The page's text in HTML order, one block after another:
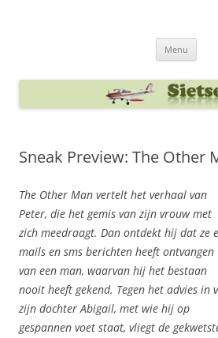
Menu
Sneak Preview: The Other
The Other Man vertelt het verhaal van
Peter, die het gemis van zijn vrouw met
zich meedraagt. Dan ontdekt hij dat ze
mails en sms berichten heeft ontvangen
van een man, waarvan hij het bestaan
nooit heeft gekend. Tegen het advies in
zijn dochter Abigail, met wie hij op
gespannen voet staat, vliegt de